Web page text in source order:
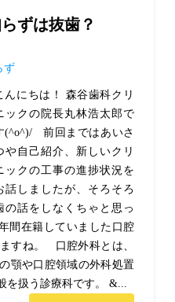
ずは抜歯？
ず
んにちは！ 森谷歯科クリ
ックの院長丸林浩太郎で
(^o^)/ 前回まではあいさ
や自己紹介、新しいクリ
ックの工事の進捗状況を
話しましたが、そろそろ
の話をしなくちゃと思っ
間在籍していました口腔
すね。 口腔外科とは、
顎や口腔領域の外科処置
を扱う診療科です。 &...